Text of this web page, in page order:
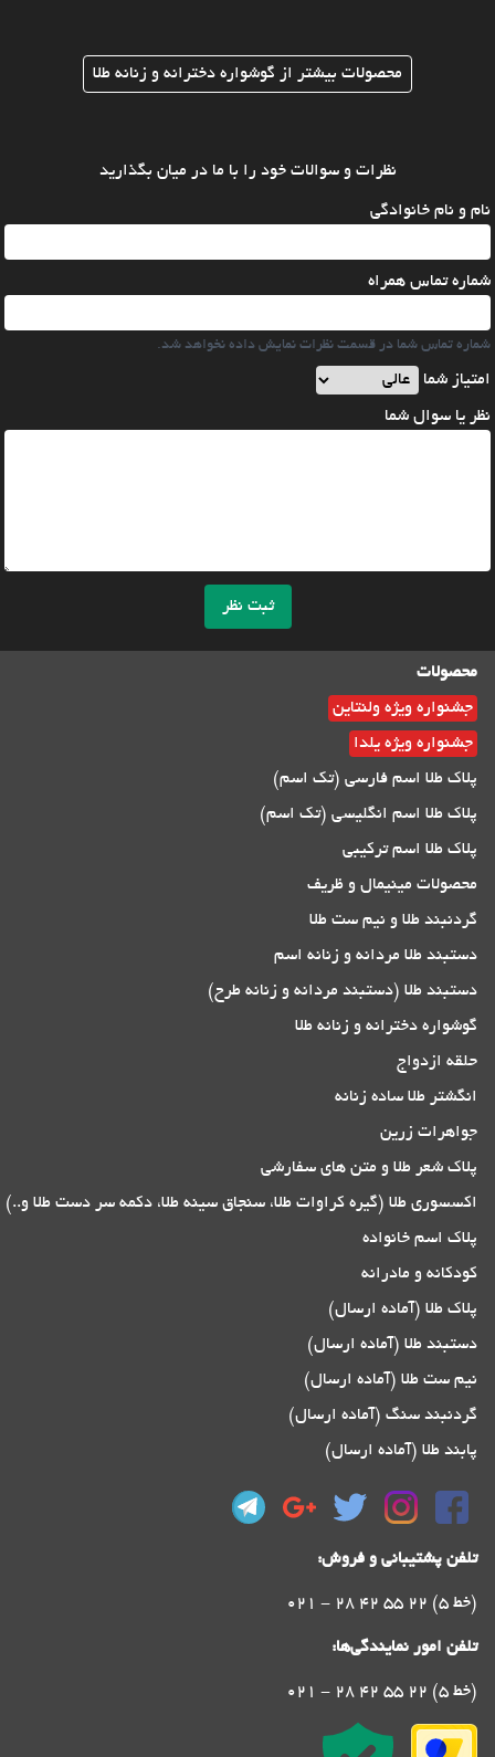
محصولات بیشتر از گوشواره دخترانه و زنانه طلا
نظرات و سوالات خود را با ما در میان بگذارید
نام و نام خانوادگی
شماره تماس همراه
شماره تماس شما در قسمت نظرات نمایش داده نخواهد شد.
امتیاز شما
نظر یا سوال شما
ثبت نظر
محصولات
جشنواره ویژه ولنتاین
جشنواره ویژه یلدا
پلاک طلا اسم فارسی (تک اسم)
پلاک طلا اسم انگلیسی (تک اسم)
پلاک طلا اسم ترکیبی
محصولات مینیمال و ظریف
گردنبند طلا و نیم ست طلا
دستبند طلا مردانه و زنانه اسم
دستبند طلا (دستبند مردانه و زنانه طرح)
گوشواره دخترانه و زنانه طلا
حلقه ازدواج
انگشتر طلا ساده زنانه
جواهرات زرین
پلاک شعر طلا و متن های سفارشی
اکسسوری طلا (گیره کراوات طلا، سنجاق سینه طلا، دکمه سر دست طلا و..)
پلاک اسم خانواده
کودکانه و مادرانه
پلاک طلا (آماده ارسال)
دستبند طلا (آماده ارسال)
نیم ست طلا (آماده ارسال)
گردنبند سنگ (آماده ارسال)
پابند طلا (آماده ارسال)
تلفن پشتیبانی و فروش:
021 - 28 42 55 22 (5 خط)
تلفن امور نمایندگی‌ها:
021 - 28 42 55 22 (5 خط)